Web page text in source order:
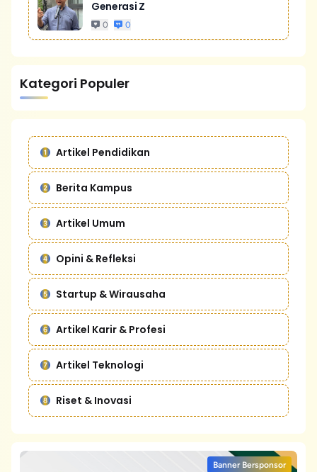
Generasi Z
0 0
Kategori Populer
Artikel Pendidikan
Berita Kampus
Artikel Umum
Opini & Refleksi
Startup & Wirausaha
Artikel Karir & Profesi
Artikel Teknologi
Riset & Inovasi
Banner Bersponsor